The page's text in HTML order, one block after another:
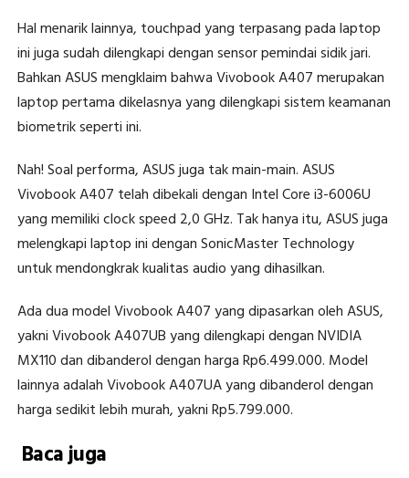
Hal menarik lainnya, touchpad yang terpasang pada laptop
ini juga sudah dilengkapi dengan sensor pemindai sidik jari.
Bahkan ASUS mengklaim bahwa Vivobook A407 merupakan
laptop pertama dikelasnya yang dilengkapi sistem keamanan
biometrik seperti ini.
Nah! Soal performa, ASUS juga tak main-main. ASUS
Vivobook A407 telah dibekali dengan Intel Core i3-6006U
yang memiliki clock speed 2,0 GHz. Tak hanya itu, ASUS juga
melengkapi laptop ini dengan SonicMaster Technology
untuk mendongkrak kualitas audio yang dihasilkan.
Ada dua model Vivobook A407 yang dipasarkan oleh ASUS,
yakni Vivobook A407UB yang dilengkapi dengan NVIDIA
MX110 dan dibanderol dengan harga Rp6.499.000. Model
lainnya adalah Vivobook A407UA yang dibanderol dengan
harga sedikit lebih murah, yakni Rp5.799.000.
Baca juga